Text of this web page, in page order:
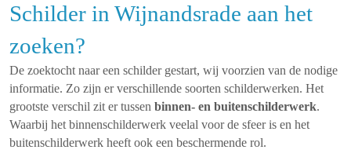
Schilder in Wijnandsrade aan het
zoeken?
De zoektocht naar een schilder gestart, wij voorzien van de nodige
informatie. Zo zijn er verschillende soorten schilderwerken. Het
grootste verschil zit er tussen binnen- en buitenschilderwerk.
Waarbij het binnenschilderwerk veelal voor de sfeer is en het
buitenschilderwerk heeft ook een beschermende rol.